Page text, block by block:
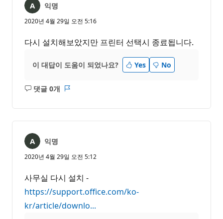
익명
2020년 4월 29일 오전 5:16
다시 설치해보았지만 프린터 선택시 종료됩니다.
이 대답이 도움이 되었나요? Yes No
댓글 0개
설
음
익명
2020년 4월 29일 오전 5:12
사무실 다시 설치 -
https://support.office.com/ko-
kr/article/downlo...